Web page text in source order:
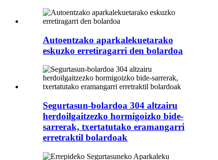
Autoentzako aparkalekuetarako
eskuzko erretiragarri den bolardoa
Segurtasun-bolardoa 304 altzairu
herdoilgaitzezko hormigoizko bide-
sarrerak, txertatutako eramangarri
erretraktil bolardoak